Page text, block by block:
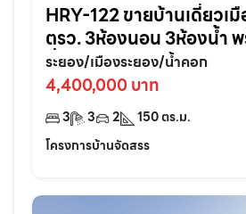
HRY-122 ขายบ้านเดี่ยวเ
ตรว. 3ห้องนอน 3ห้องน้ำ
ต่ำกว่าราคาประเมิน | ศุภาลั
ระยอง/เมืองระยอง/น้ำคอก
4,400,000 บาท
3 3 2 150ตร.ม.
โครงการบ้านจัดสรร